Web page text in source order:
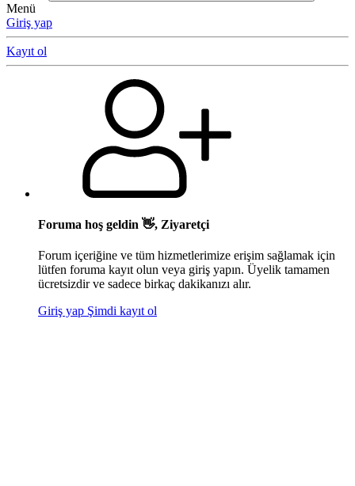
Menü
Giriş yap
Kayıt ol
Foruma hoş geldin 👋, Ziyaretçi
Forum içeriğine ve tüm hizmetlerimize erişim sağlamak için
lütfen foruma kayıt olun veya giriş yapın. Üyelik tamamen
ücretsizdir ve sadece birkaç dakikanızı alır.
Giriş yap Şimdi kayıt ol